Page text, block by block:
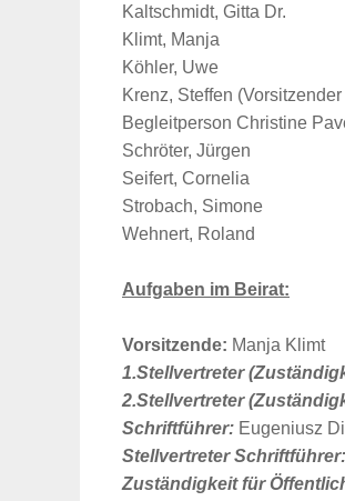
Suche
für:
Kaltschmidt, Gitta Dr.
Klimt, Manja
Köhler, Uwe
Krenz, Steffen
Begleitperson Christine
Schröter, Jürgen
Seifert, Cornelia
Strobach, Simone
Wehnert, Roland
Aufgaben im Beirat:
Vorsitzende: Manja Klimt
1.Stellvertreter
2.Stellvertreter
Schriftführer: Eugeniusz
Stellvertreter Schriftführer:
Zuständigkeit für